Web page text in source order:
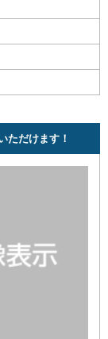
ただけます！